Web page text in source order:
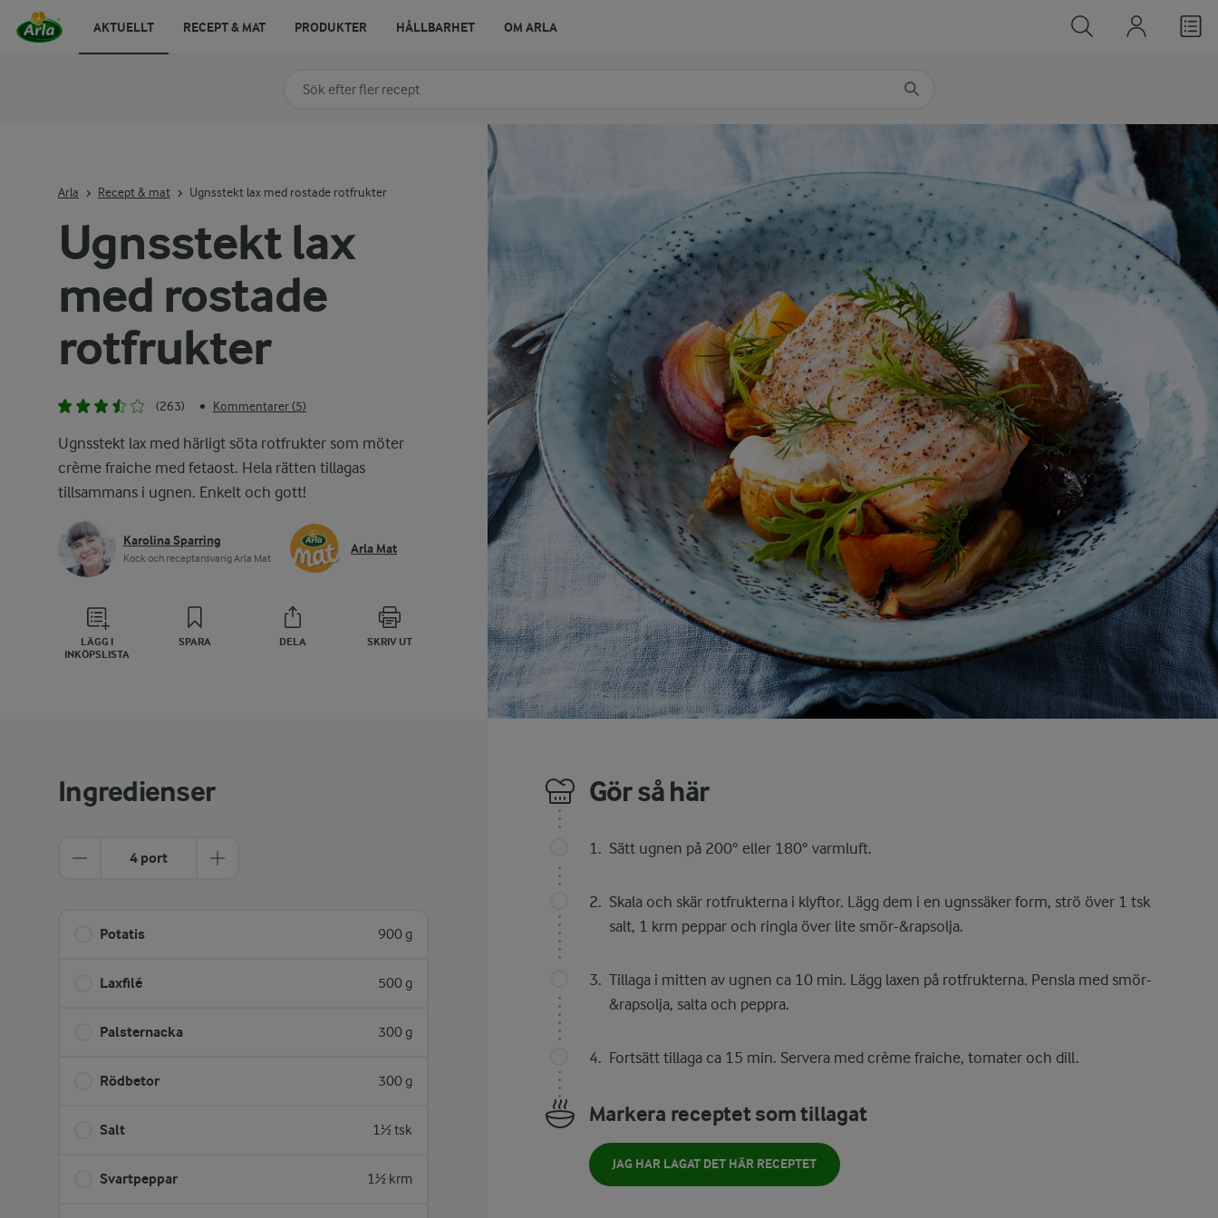
Ugnsstekt lax
med rostade
rotfrukter
(263) • Kommentarer (5)
Ugnsstekt lax med härligt söta rotfrukter som möter
crème fraiche med fetaost. Hela rätten tillagas
tillsammans i ugnen. Enkelt och gott!
Karolina Sparring
Kock och receptansvarig Arla Mat
Arla Mat
LÄGG I
INKÖPSLISTA
SPARA DELA SKRIV UT
Arla Recept & mat Ugnsstekt lax med rostade rotfrukter
Ingredienser
4 port
Potatis 900 g
Laxfilé 500 g
Palsternacka 300 g
Rödbetor 300 g
Salt 1½ tsk
Svartpeppar 1½ krm
Gör så här
Sätt ugnen på 200° eller 180° varmluft.
Skala och skär rotfrukterna i klyftor. Lägg dem i en ugnssäker form, strö över 1 tsk
salt, 1 krm peppar och ringla över lite smör-&rapsolja.
Tillaga i mitten av ugnen ca 10 min. Lägg laxen på rotfrukterna. Pensla med smör-
&rapsolja, salta och peppra.
Fortsätt tillaga ca 15 min. Servera med crème fraiche, tomater och dill.
Markera receptet som tillagat
JAG HAR LAGAT DET HÄR RECEPTET
Sök på kategori eller ingrediens
AKTUELLT RECEPT & MAT PRODUKTER HÅLLBARHET OM ARLA